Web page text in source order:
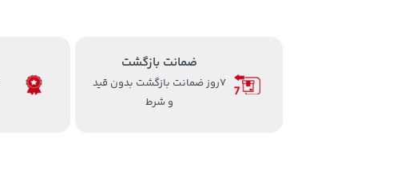
ضمانت بازگشت
7روز ضمانت بازگشت بدون قید
و شرط